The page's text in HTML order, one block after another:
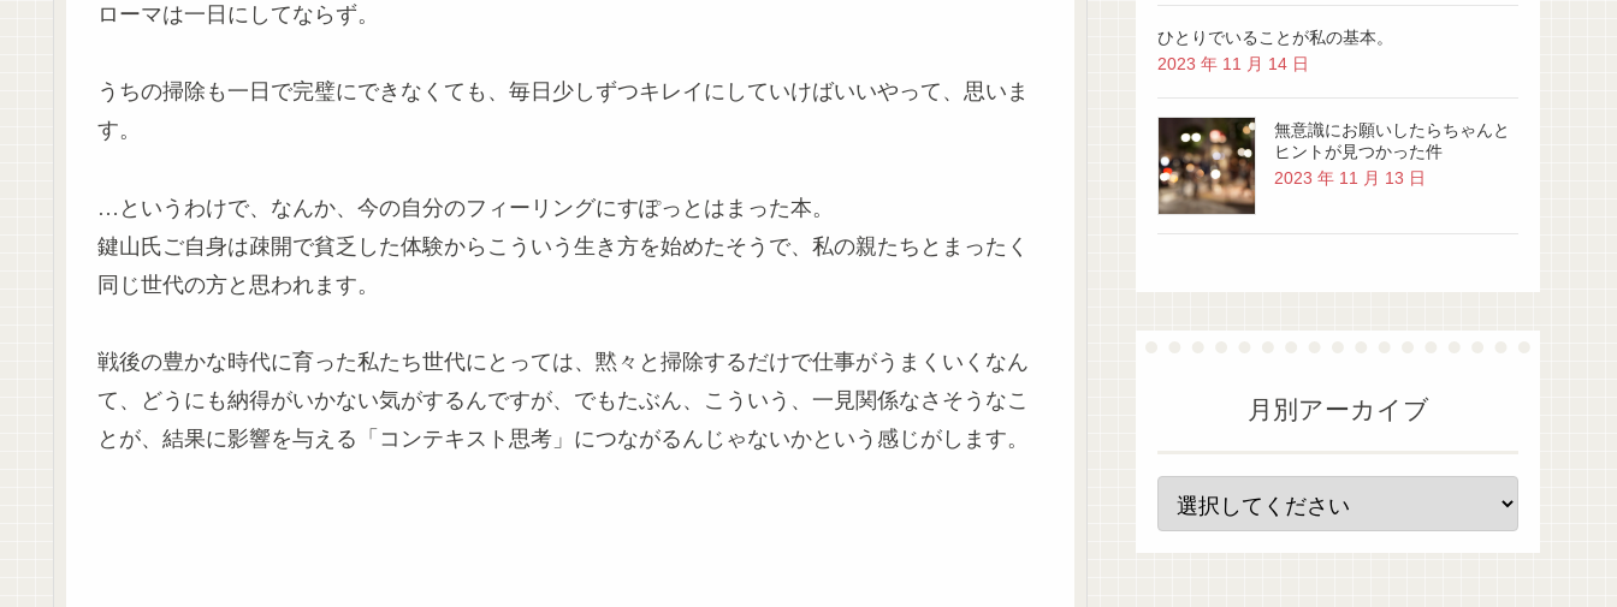
ローマは一日にしてならず。
うちの掃除も一日で完璧にできなくても、毎日少しずつキレイにしていけばいいやって、思いま
す。
…というわけで、なんか、今の自分のフィーリングにすぽっとはまった本。
鍵山氏ご自身は疎開で貧乏した体験からこういう生き方を始めたそうで、私の親たちとまったく
同じ世代の方と思われます。
戦後の豊かな時代に育った私たち世代にとっては、黙々と掃除するだけで仕事がうまくいくなん
て、どうにも納得がいかない気がするんですが、でもたぶん、こういう、一見関係なさそうなこ
とが、結果に影響を与える「コンテキスト思考」につながるんじゃないかという感じがします。
ひとりでいることが私の基本。
2023 年 11 月 14 日
無意識にお願いしたらちゃんと
ヒントが見つかった件
2023 年 11 月 13 日
月別アーカイブ